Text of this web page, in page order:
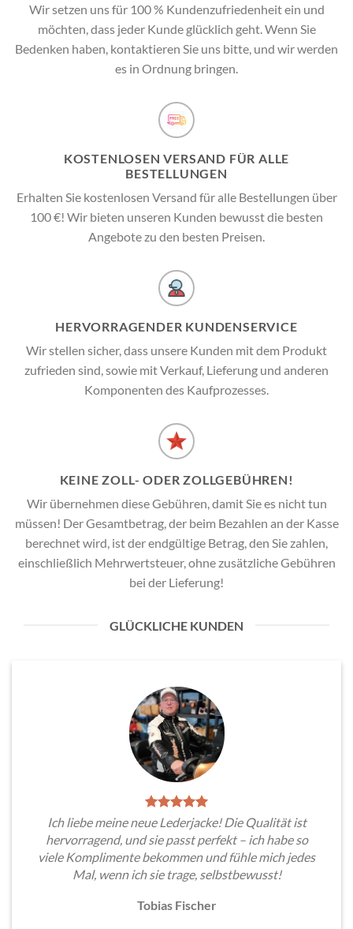
Wir setzen uns für 100 % Kundenzufriedenheit ein und
möchten, dass jeder Kunde glücklich geht. Wenn Sie
Bedenken haben, kontaktieren Sie uns bitte, und wir werden
es in Ordnung bringen.
KOSTENLOSEN VERSAND FÜR ALLE
BESTELLUNGEN
Erhalten Sie kostenlosen Versand für alle Bestellungen über
100 €! Wir bieten unseren Kunden bewusst die besten
Angebote zu den besten Preisen.
HERVORRAGENDER KUNDENSERVICE
Wir stellen sicher, dass unsere Kunden mit dem Produkt
zufrieden sind, sowie mit Verkauf, Lieferung und anderen
Komponenten des Kaufprozesses.
KEINE ZOLL- ODER ZOLLGEBÜHREN!
Wir übernehmen diese Gebühren, damit Sie es nicht tun
müssen! Der Gesamtbetrag, der beim Bezahlen an der Kasse
berechnet wird, ist der endgültige Betrag, den Sie zahlen,
einschließlich Mehrwertsteuer, ohne zusätzliche Gebühren
bei der Lieferung!
GLÜCKLICHE KUNDEN
Ich liebe meine neue Lederjacke! Die Qualität ist
hervorragend, und sie passt perfekt – ich habe so
viele Komplimente bekommen und fühle mich jedes
Mal, wenn ich sie trage, selbstbewusst!
Tobias Fischer